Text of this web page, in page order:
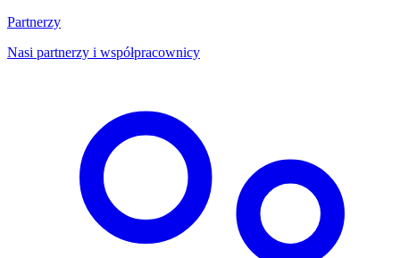
Partnerzy
Nasi partnerzy i współpracownicy